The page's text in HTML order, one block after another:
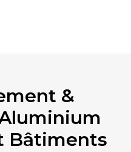
&
Bâtiments